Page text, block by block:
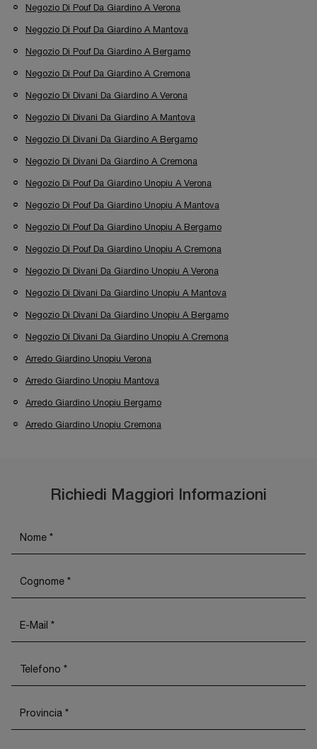
Negozio Di Pouf Da Giardino A Verona
Negozio Di Pouf Da Giardino A Mantova
Negozio Di Pouf Da Giardino A Bergamo
Negozio Di Pouf Da Giardino A Cremona
Negozio Di Divani Da Giardino A Verona
Negozio Di Divani Da Giardino A Mantova
Negozio Di Divani Da Giardino A Bergamo
Negozio Di Divani Da Giardino A Cremona
Negozio Di Pouf Da Giardino Unopiu A Verona
Negozio Di Pouf Da Giardino Unopiu A Mantova
Negozio Di Pouf Da Giardino Unopiu A Bergamo
Negozio Di Pouf Da Giardino Unopiu A Cremona
Negozio Di Divani Da Giardino Unopiu A Verona
Negozio Di Divani Da Giardino Unopiu A Mantova
Negozio Di Divani Da Giardino Unopiu A Bergamo
Negozio Di Divani Da Giardino Unopiu A Cremona
Arredo Giardino Unopiu Verona
Arredo Giardino Unopiu Mantova
Arredo Giardino Unopiu Bergamo
Arredo Giardino Unopiu Cremona
Richiedi Maggiori Informazioni